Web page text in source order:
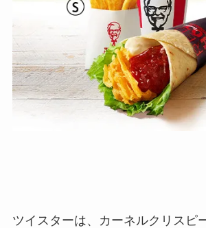
ツイスターは、カーネルクリスピ